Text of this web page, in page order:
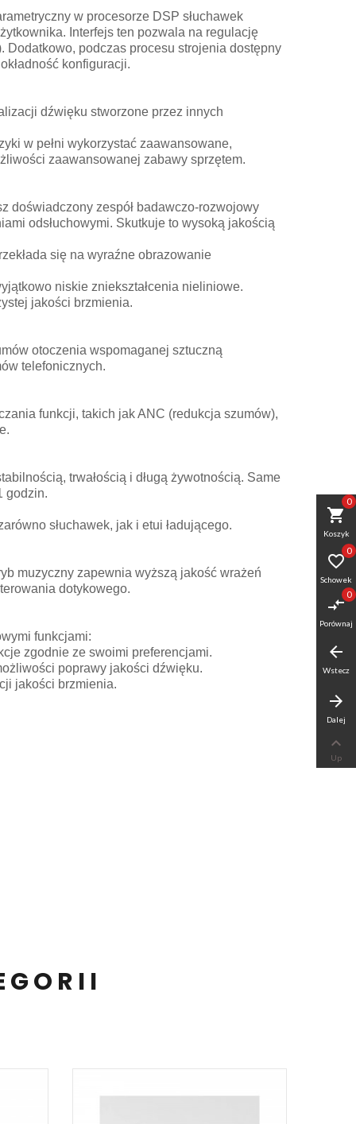
w procesorze DSP słuchawek
Interfejs ten pozwala na regulację
Dodatkowo, podczas procesu strojenia dostępny
konfiguracji.
dźwięku stworzone przez innych
w pełni wykorzystać zaawansowane,
zaawansowanej zabawy sprzętem.
doświadczony zespół badawczo-rozwojowy
odsłuchowymi. Skutkuje to wysoką jakością
się na wyraźne obrazowanie
niskie zniekształcenia nieliniowe.
jakości brzmienia.
otoczenia wspomaganej sztuczną
telefonicznych.
funkcji, takich jak ANC (redukcja szumów),
trwałością i długą żywotnością. Same
godzin.
słuchawek, jak i etui ładującego.
muzyczny zapewnia wyższą jakość wrażeń
dotykowego.
funkcjami:
zgodnie ze swoimi preferencjami.
poprawy jakości dźwięku.
jakości brzmienia.
shopping_cart
Koszyk
0

Schowek
0
compare_arrows
Porównaj
0
arrow_back
Wstecz
arrow_forward
Dalej

Up